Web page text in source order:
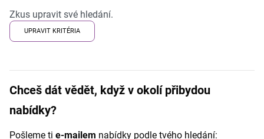
Zkus upravit své hledání.
UPRAVIT KRITÉRIA
Chceš dát vědět, když v okolí přibydou
nabídky?
Pošleme ti e-mailem nabídky podle tvého hledání: